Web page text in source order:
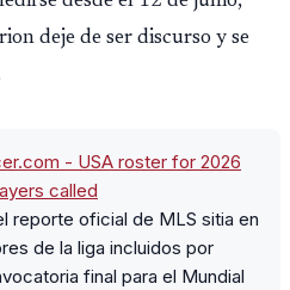
deje de ser discurso y se
- USA roster for 2026
called
reporte oficial de MLS sitia en
de la liga incluidos por
final para el Mundial